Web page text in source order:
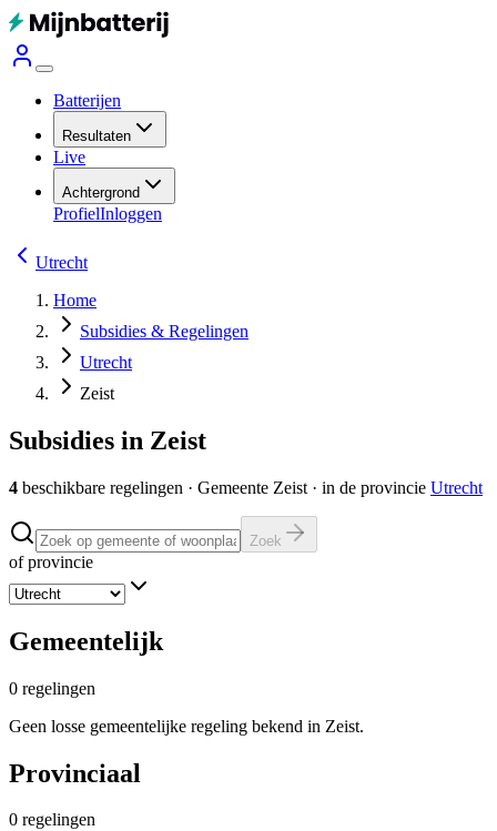
Batterijen
Resultaten
Live
Achtergrond
ProfielInloggen
Utrecht
Home
Subsidies & Regelingen
Utrecht
Zeist
Subsidies in Zeist
4 beschikbare regelingen · Gemeente Zeist · in de provincie Utrecht
Zoek
of provincie
Gemeentelijk
0 regelingen
Geen losse gemeentelijke regeling bekend in Zeist.
Provinciaal
0 regelingen